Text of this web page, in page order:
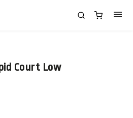
Court Low